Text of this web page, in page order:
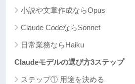
小説や文章作成ならOpus
Claude CodeならSonnet
日常業務ならHaiku
Claudeモデルの選び方3ステップ
ステップ① 用途を決める